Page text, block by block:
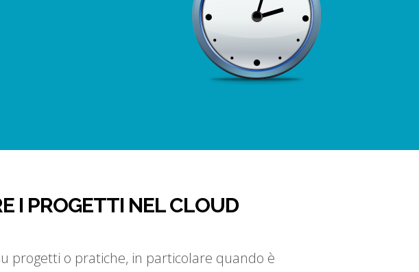
I PROGETTI NEL CLOUD
progetti o pratiche, in particolare quando è